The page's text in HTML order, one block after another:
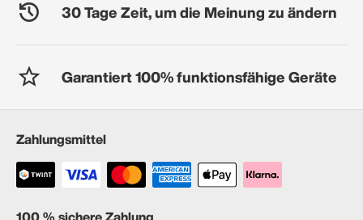
30 Tage Zeit, um die Meinung zu ändern
Garantiert 100% funktionsfähige Geräte
Zahlungsmittel